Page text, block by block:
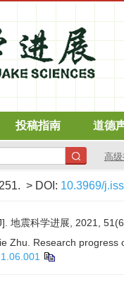
投稿指南 道德
高
> DOI: 10.3969/
地震科学进展, 2021,
Zhu. Research progress